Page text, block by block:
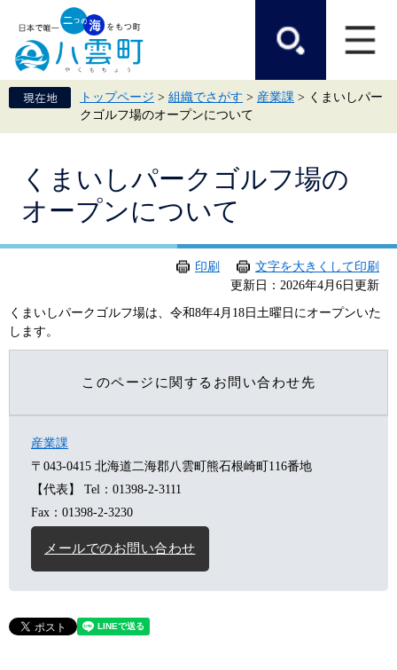
頭
で
飛
ば
て
トップページ > 組織でさがす > 産業課 > くまいしパー
クゴルフ場のオープンについて
くまいしパークゴルフ場の
オープンについて
印刷
文字を大きくして印刷
更新日：2026年4月6日更新
くまいしパークゴルフ場は、令和8年4月18日土曜日にオープンいた
します。
このページに関するお問い合わせ先
産業課
〒043-0415 北海道二海郡八雲町熊石根崎町116番地
【代表】
Tel：01398-2-3111
Fax：01398-2-3230
メールでのお問い合わせ